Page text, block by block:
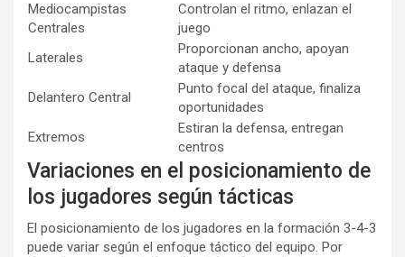
Mediocampistas
Centrales
Controlan el ritmo, enlazan el
juego
Laterales
Proporcionan ancho, apoyan
ataque y defensa
Delantero Central
Punto focal del ataque, finaliza
oportunidades
Extremos
Estiran la defensa, entregan
centros
Variaciones en el posicionamiento de
los jugadores según tácticas
El posicionamiento de los jugadores en la formación 3-4-3
puede variar según el enfoque táctico del equipo. Por